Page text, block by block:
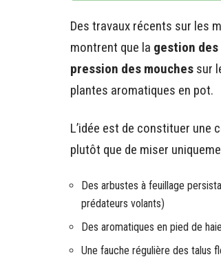
Des travaux récents sur les
montrent que la gestion
pression des mouches sur
plantes aromatiques en pot.
L’idée est de constituer une
plutôt que de miser
Des arbustes à feuillage
prédateurs volants)
Des aromatiques en pied de
Une fauche régulière des talus